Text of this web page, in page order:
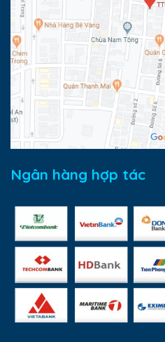
Ngân hàng hợp tác